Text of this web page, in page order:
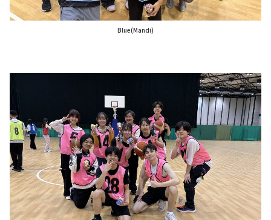
Blue(Mandi)